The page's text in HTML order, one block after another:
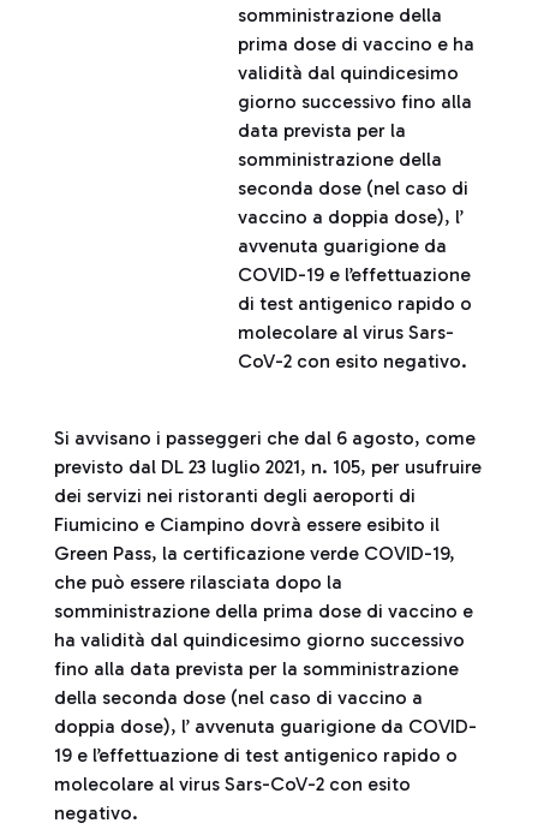
somministrazione della
prima dose di vaccino e ha
validità dal quindicesimo
giorno successivo fino alla
data prevista per la
somministrazione della
seconda dose (nel caso di
vaccino a doppia dose), l’
avvenuta guarigione da
COVID-19 e l’effettuazione
di test antigenico rapido o
molecolare al virus Sars-
CoV-2 con esito negativo.
Si avvisano i passeggeri che dal 6 agosto, come
previsto dal DL 23 luglio 2021, n. 105, per usufruire
dei servizi nei ristoranti degli aeroporti di
Fiumicino e Ciampino dovrà essere esibito il
Green Pass, la certificazione verde COVID-19,
che può essere rilasciata dopo la
somministrazione della prima dose di vaccino e
ha validità dal quindicesimo giorno successivo
fino alla data prevista per la somministrazione
della seconda dose (nel caso di vaccino a
doppia dose), l’ avvenuta guarigione da COVID-
19 e l’effettuazione di test antigenico rapido o
molecolare al virus Sars-CoV-2 con esito
negativo.